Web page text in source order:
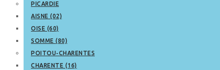
PICARDIE
AISNE (02)
OISE (60)
SOMME (80)
POITOU-CHARENTES
CHARENTE (16)